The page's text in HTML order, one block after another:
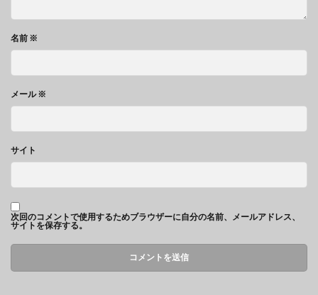
名前 ※
メール※
サイト
次回のコメントで使用するためブラウザーに自分の名前、メールアドレス、
サイトを保存する。